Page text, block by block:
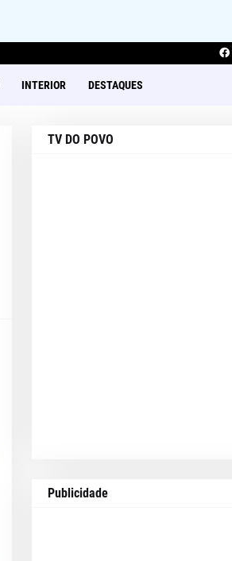
INTERIOR DESTAQUES
TV DO POVO
Publicidade